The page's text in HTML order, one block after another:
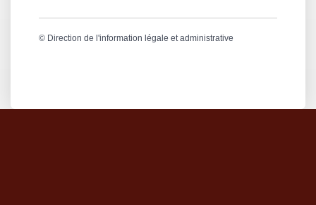
© Direction de l'information légale et administrative